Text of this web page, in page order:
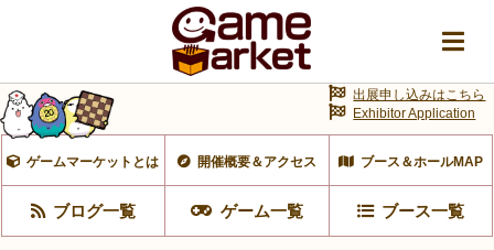
ゲームマーケットとは 開催概要＆アクセス ブース＆ホールMAP
ブログ一覧 ゲーム一覧 ブース一覧
出展申し込みはこちら
Exhibitor Application